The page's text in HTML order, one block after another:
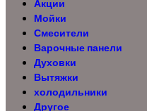
Акции
Мойки
Смесители
Варочные панели
Духовки
Вытяжки
холодильники
Другое